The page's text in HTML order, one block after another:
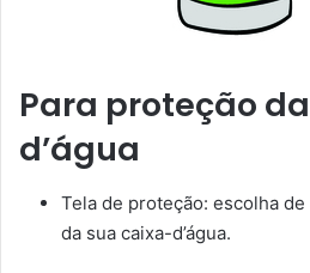
Para proteção
d’água
Tela de proteção: escolha
da sua caixa-d’água.